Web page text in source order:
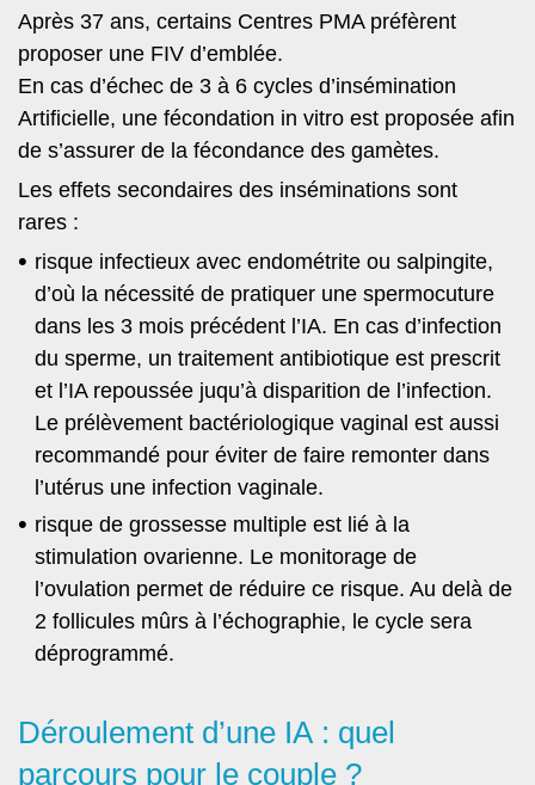
Après 37 ans, certains Centres PMA préfèrent
proposer une FIV d’emblée.
En cas d’échec de 3 à 6 cycles d’insémination
Artificielle, une fécondation in vitro est proposée afin
de s’assurer de la fécondance des gamètes.
Les effets secondaires des inséminations sont
rares :
risque infectieux avec endométrite ou salpingite,
d’où la nécessité de pratiquer une spermocuture
dans les 3 mois précédent l’IA. En cas d’infection
du sperme, un traitement antibiotique est prescrit
et l’IA repoussée juqu’à disparition de l’infection.
Le prélèvement bactériologique vaginal est aussi
recommandé pour éviter de faire remonter dans
l’utérus une infection vaginale.
risque de grossesse multiple est lié à la
stimulation ovarienne. Le monitorage de
l’ovulation permet de réduire ce risque. Au delà de
2 follicules mûrs à l’échographie, le cycle sera
déprogrammé.
Déroulement d’une IA : quel
parcours pour le couple ?